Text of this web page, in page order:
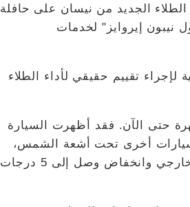
الجديد من نيسان على حافلة
شركة "أول نيبون إيروايز" لخدمات
لإجراء تقييم حقيقي لأداء الطلاء
حتى الآن. فقد أظهرت السيارة
سيارات أخرى تحت أشعة الشمس،
انخفاضاً وصل إلى 12 درجة مئوية في درجات حرارة السطح الخارجي وانخفاض وصل إلى 5 درجات